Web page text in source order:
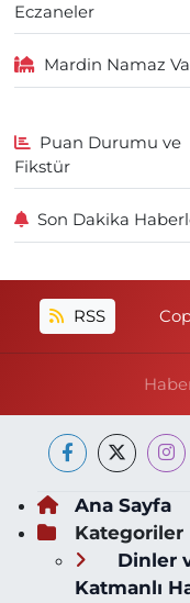
Eczaneler
Mardin Namaz
Puan Durumu ve
Fikstür
Son Dakika
RSS
Ana Sayfa
Kategoriler
Dinler
Katmanlı